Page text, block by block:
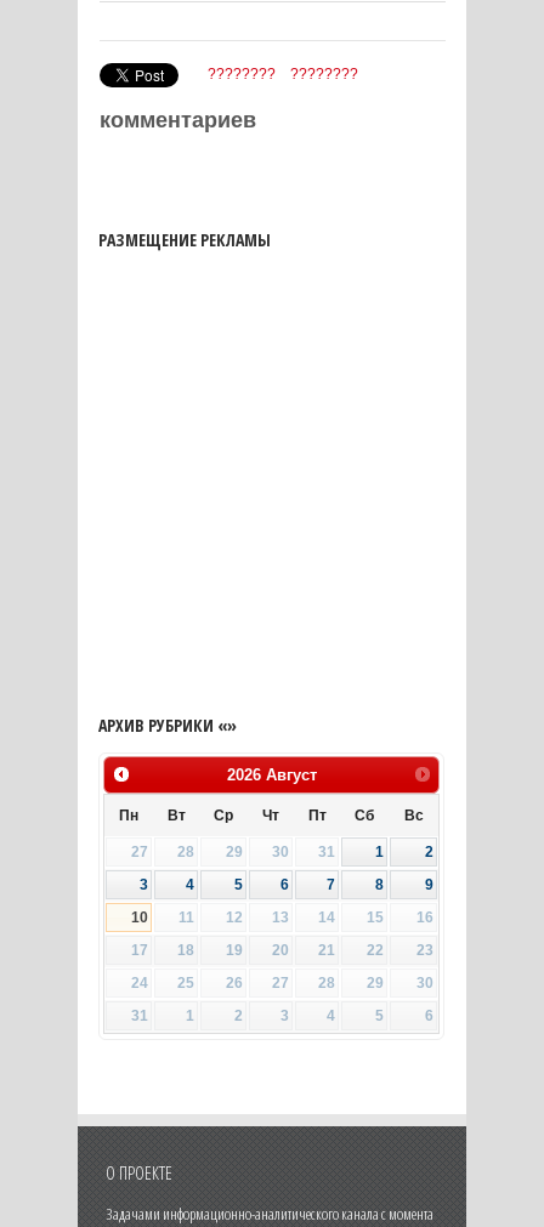
???????? ????????
комментариев
РАЗМЕЩЕНИЕ РЕКЛАМЫ
АРХИВ РУБРИКИ «»
2026 Август
Пн Вт Ср Чт Пт Сб Вс
27 28 29 30 31 1
2
3
4 5 6 7 8
9
10
11 12 13 14 15
16
17
18 19 20 21 22
23
24
25 26 27 28 29
30
31
1 2 3 4 5 6
О ПРОЕКТЕ
Задачами информационно-аналитического канала с момента